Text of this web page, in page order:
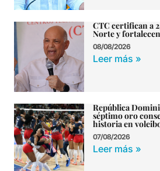
CTC certifican a
Norte y
08/08/2026
Leer más »
República
séptimo oro
historia en
07/08/2026
Leer más »